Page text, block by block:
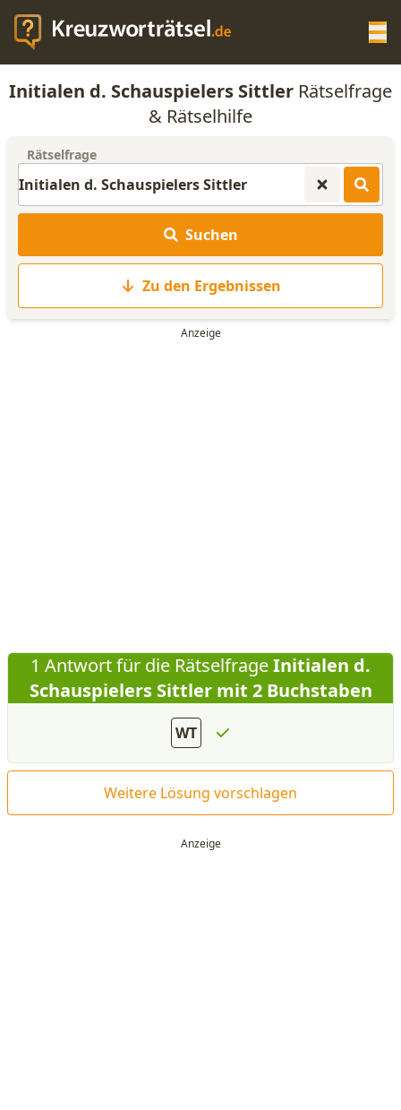
KREUZWORTRÄTSEL-HILFE
ANAGRAMM-GENERATOR
WORTLISTE
Initialen d. Schauspielers Sittler Rätselfrage
& Rätselhilfe
Rätselfrage
Suchen
Zu den Ergebnissen
1 Antwort für die RätselfrageInitialen d.
Schauspielers Sittler mit 2 Buchstaben
WT
Weitere Lösung vorschlagen